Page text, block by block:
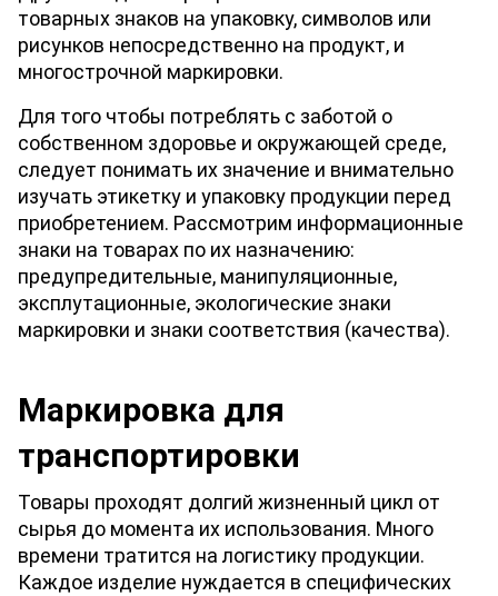
товарных знаков на упаковку, символов или
рисунков непосредственно на продукт, и
многострочной маркировки.
Для того чтобы потреблять с заботой о
собственном здоровье и окружающей среде,
следует понимать их значение и внимательно
изучать этикетку и упаковку продукции перед
приобретением. Рассмотрим информационные
знаки на товарах по их назначению:
предупредительные, манипуляционные,
эксплутационные, экологические знаки
маркировки и знаки соответствия (качества).
Маркировка для
транспортировки
Товары проходят долгий жизненный цикл от
сырья до момента их использования. Много
времени тратится на логистику продукции.
Каждое изделие нуждается в специфических